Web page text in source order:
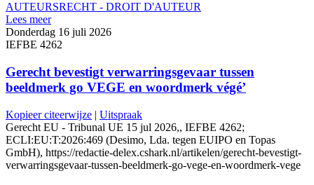
AUTEURSRECHT - DROIT D'AUTEUR
Lees meer
Donderdag 16 juli 2026
IEFBE 4262
Gerecht bevestigt verwarringsgevaar tussen
beeldmerk go VEGE en woordmerk végé’
Kopieer citeerwijze | Uitspraak
Gerecht EU - Tribunal UE 15 jul 2026,, IEFBE 4262;
ECLI:EU:T:2026:469 (Desimo, Lda. tegen EUIPO en Topas
GmbH), https://redactie-delex.cshark.nl/artikelen/gerecht-bevestigt-
verwarringsgevaar-tussen-beeldmerk-go-vege-en-woordmerk-vege